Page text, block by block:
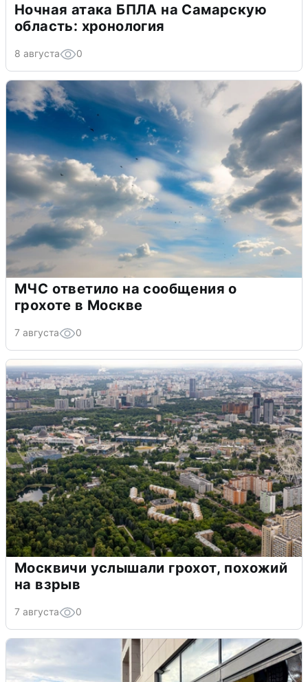
Ночная атака БПЛА на Самарскую
область: хронология
8 августа 0
МЧС ответило на сообщения о
грохоте в Москве
7 августа 0
Москвичи услышали грохот, похожий
на взрыв
7 августа 0